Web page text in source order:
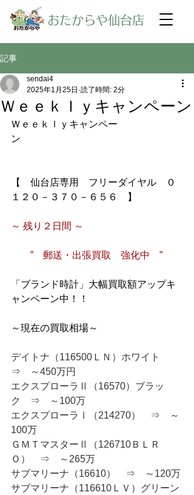
​おたからや仙台店
記事
Ｗｅｅｋｌｙキャンペーン
sendai4
2025年1月25日 読了時間: 2分
Ｗｅｅｋｌｙキャンペー
ン
【　仙台店専用　フリーダイヤル　０
１２０－３７０－６５６　】
～ 残り２日間 ～
”　郵送・出張買取　強化中　”
「ブランド時計」大幅買取額アップキ
ャンペーン中！！
～現在の買取相場～
デイトナ（116500ＬＮ）ホワイト
⇒　～450万円
エクスプローラⅡ（16570）ブラッ
ク　⇒　～100万
エクスプローラⅠ（214270）　⇒　～
100万
ＧＭＴマスターⅡ（126710ＢＬＲ
Ｏ）　⇒　～265万
サブマリーナ（16610）　⇒　～120万
サブマリーナ（116610ＬＶ）グリーン